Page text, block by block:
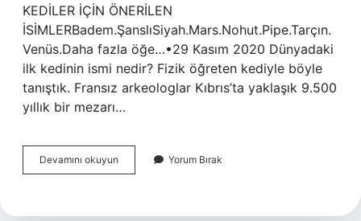
KEDİLER İÇİN ÖNERİLEN
İSİMLERBadem.ŞanslıSiyah.Mars.Nohut.Pipe.Tarçın.
Venüs.Daha fazla öğe…•29 Kasım 2020 Dünyadaki
ilk kedinin ismi nedir? Fizik öğreten kediyle böyle
tanıştık. Fransız arkeologlar Kıbrıs’ta yaklaşık 9.500
yıllık bir mezarı…
Devamını okuyun
Kedinin
Yorum Bırak